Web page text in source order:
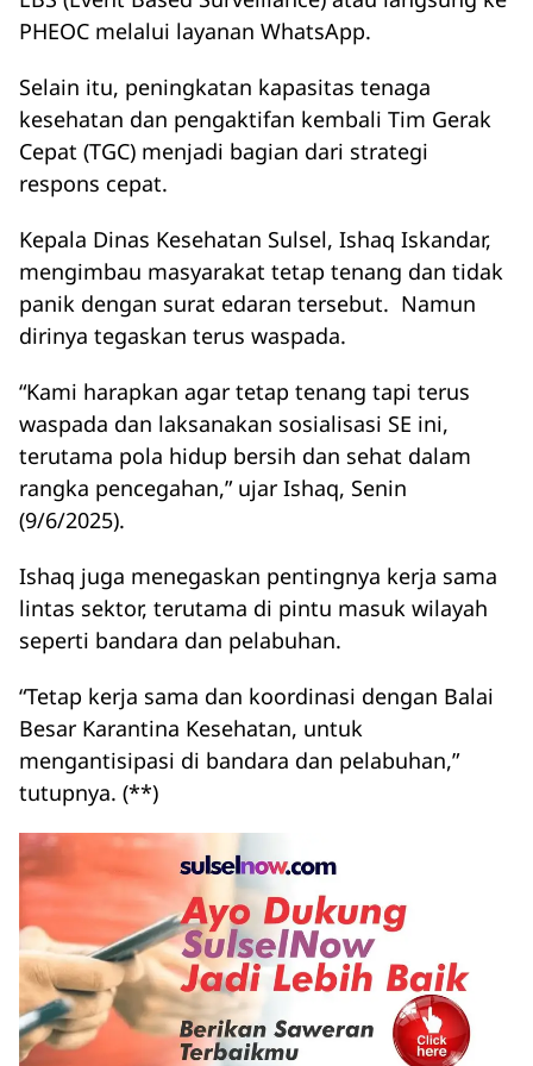
PHEOC melalui layanan WhatsApp.
Selain itu, peningkatan kapasitas tenaga
kesehatan dan pengaktifan kembali Tim Gerak
Cepat (TGC) menjadi bagian dari strategi
respons cepat.
Kepala Dinas Kesehatan Sulsel, Ishaq Iskandar,
mengimbau masyarakat tetap tenang dan tidak
panik dengan surat edaran tersebut. Namun
dirinya tegaskan terus waspada.
“Kami harapkan agar tetap tenang tapi terus
waspada dan laksanakan sosialisasi SE ini,
terutama pola hidup bersih dan sehat dalam
rangka pencegahan,” ujar Ishaq, Senin
(9/6/2025).
Ishaq juga menegaskan pentingnya kerja sama
lintas sektor, terutama di pintu masuk wilayah
seperti bandara dan pelabuhan.
“Tetap kerja sama dan koordinasi dengan Balai
Besar Karantina Kesehatan, untuk
mengantisipasi di bandara dan pelabuhan,”
tutupnya. (**)